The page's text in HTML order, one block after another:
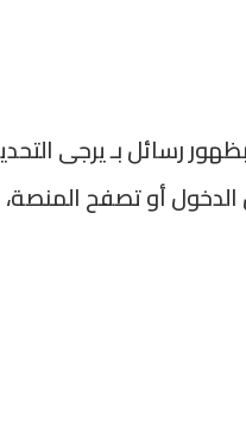
رسائل بـ يرجى
الدخول أو تصفح